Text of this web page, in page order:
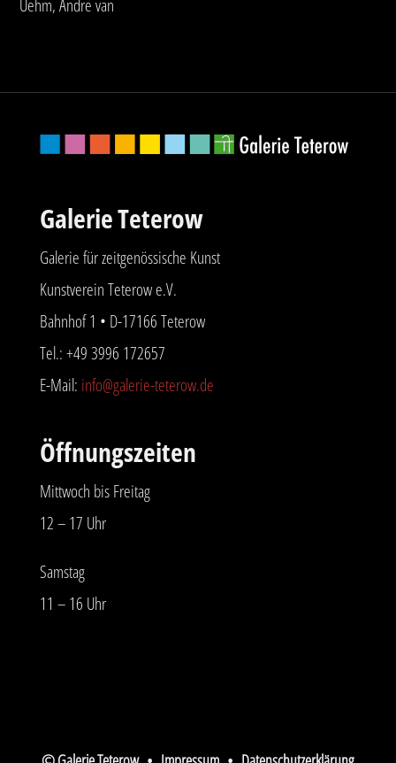
Uehm, Andre van
Galerie Teterow
Galerie für zeitgenössische Kunst
Kunstverein Teterow e.V.
Bahnhof 1 • D-17166 Teterow
Tel.: +49 3996 172657
E-Mail: info@galerie-teterow.de
Öffnungszeiten
Mittwoch bis Freitag
12 – 17 Uhr
Samstag
11 – 16 Uhr